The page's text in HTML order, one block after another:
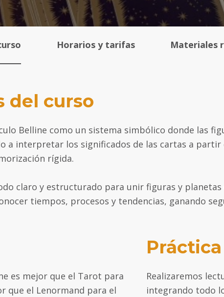
Horarios y tarifas Materiales
del curso
Belline como un sistema simbólico donde las
a interpretar los significados de las cartas a
rígida.
claro y estructurado para unir figuras y
tiempos, procesos y tendencias, ganando
es mejor que el Tarot para
que el Lenormand para el
Práctica
Realizaremos
integrando todo